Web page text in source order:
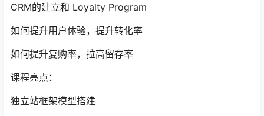
CRM的建立和 Loyalty Program
如何提升用户体验，提升转化率
如何提升复购率，拉高留存率
课程亮点：
独立站框架模型搭建